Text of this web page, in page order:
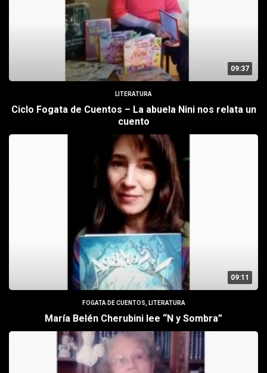
09:37
LITERATURA
Ciclo Fogata de Cuentos – La abuela Nini nos relata un
cuento
09:11
FOGATA DE CUENTOS LITERATURA
María Belén Cherubini lee “N y Sombra”